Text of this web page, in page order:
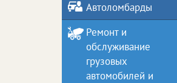
Автоломбарды
Ремонт и
обслуживание
грузовых
автомобилей и